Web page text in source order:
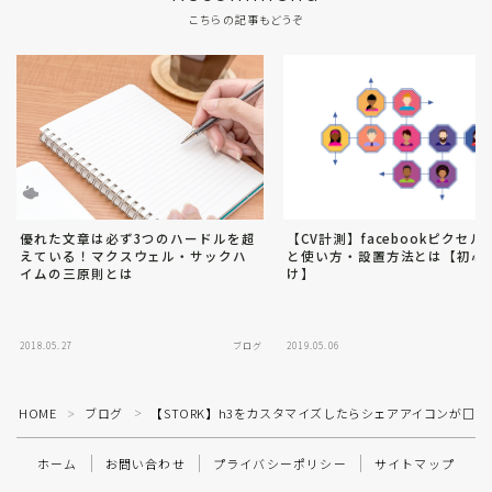
こちらの記事もどうぞ
優れた文章は必ず3つのハードルを超
えている！マクスウェル・サックハ
イムの三原則とは
2018.05.27 ブログ
【CV計測】facebookピクセル
と使い方・設置方法とは【初心
け】
2019.05.06
HOME ＞ ブログ ＞ 【STORK】h3をカスタマイズしたらシェアアイコンが□
ホーム お問い合わせ プライバシーポリシー サイトマップ